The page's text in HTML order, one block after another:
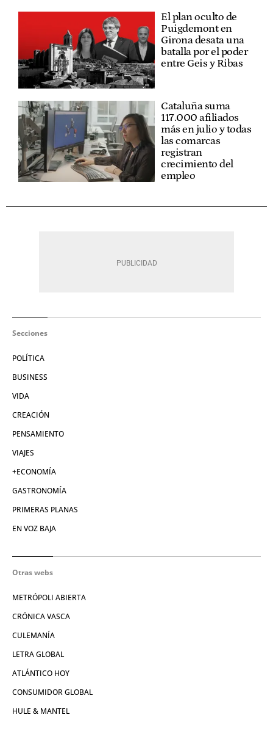
El plan oculto de
Puigdemont en
Girona desata una
batalla por el poder
entre Geis y Ribas
Cataluña suma
117.000 afiliados
más en julio y todas
las comarcas
registran
crecimiento del
empleo
Secciones
POLÍTICA
BUSINESS
VIDA
CREACIÓN
PENSAMIENTO
VIAJES
+ECONOMÍA
GASTRONOMÍA
PRIMERAS PLANAS
EN VOZ BAJA
Otras webs
METRÓPOLI ABIERTA
CRÓNICA VASCA
CULEMANÍA
LETRA GLOBAL
ATLÁNTICO HOY
CONSUMIDOR GLOBAL
HULE & MANTEL